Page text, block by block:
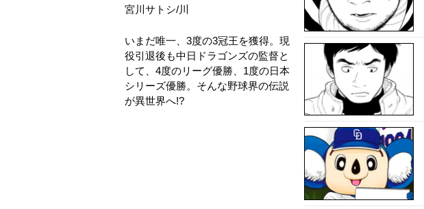
宮川サトシ/川
いまだ唯一、3度の3冠王を獲得。現
役引退後も中日ドラゴンズの監督と
して、4度のリーグ優勝、1度の日本
シリーズ優勝。そんな野球界の伝説
が異世界へ!?